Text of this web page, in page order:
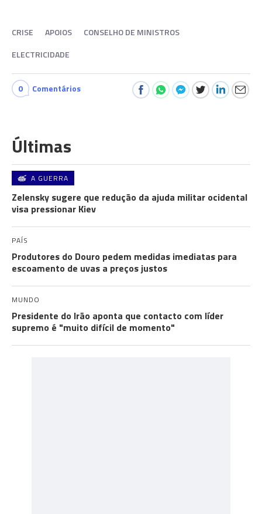
CRISE APOIOS
CONSELHO DE MINISTROS
ELECTRICIDADE
0 Comentários
Últimas
A GUERRA
Zelensky sugere que redução da ajuda militar ocidental
visa pressionar Kiev
PAÍS
Produtores do Douro pedem medidas imediatas para
escoamento de uvas a preços justos
MUNDO
Presidente do Irão aponta que contacto com líder
supremo é "muito difícil de momento"